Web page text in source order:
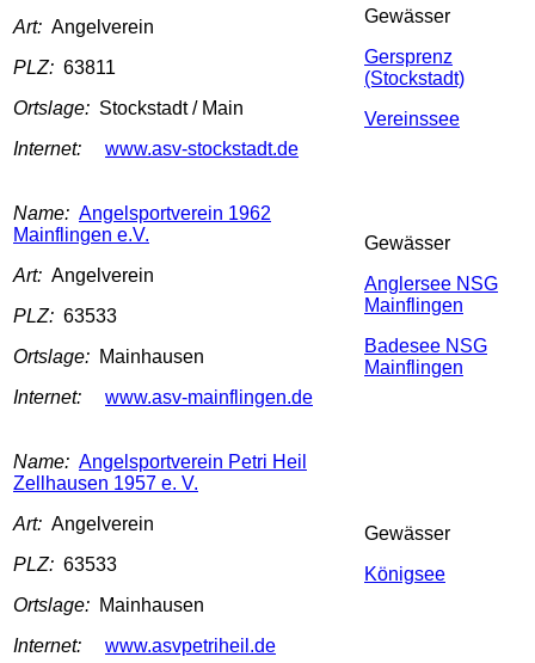
Art: Angelverein
PLZ: 63811
Ortslage: Stockstadt / Main
Internet:
www.asv-stockstadt.de
Gewässer
Gersprenz
(Stockstadt)
Vereinssee
Name: Angelsportverein 1962
Mainflingen e.V.
Art: Angelverein
PLZ: 63533
Ortslage: Mainhausen
Internet:
www.asv-mainflingen.de
Gewässer
Anglersee NSG
Mainflingen
Badesee NSG
Mainflingen
Name: Angelsportverein Petri Heil
Zellhausen 1957 e. V.
Art: Angelverein
PLZ: 63533
Ortslage: Mainhausen
Internet:
www.asvpetriheil.de
Gewässer
Königsee